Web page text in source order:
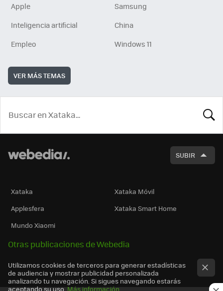
Apple
Samsung
Inteligencia artificial
China
Empleo
Windows 11
VER MÁS TEMAS
SUBIR
Xataka
Xataka Móvil
Applesfera
Xataka Smart Home
Mundo Xiaomi
Otras publicaciones de Webedia
Utilizamos cookies de terceros para generar estadísticas
de audiencia y mostrar publicidad personalizada
analizando tu navegación. Si sigues navegando estarás
aceptando su uso. Más información